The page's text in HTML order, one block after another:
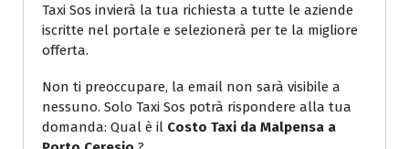
Taxi Sos invierà la tua richiesta a tutte le aziende
iscritte nel portale e selezionerà per te la migliore
offerta.
Non ti preoccupare, la email non sarà visibile a
nessuno. Solo Taxi Sos potrà rispondere alla tua
domanda: Qual è il Costo Taxi da Malpensa a